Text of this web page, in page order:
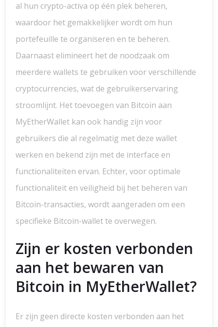
al hun crypto-activa op één plek beheren,
waardoor het gemakkelijker wordt om hun
portefeuille te organiseren en te beheren.
Daarnaast elimineert het de noodzaak om
meerdere wallets te gebruiken voor verschillende
cryptocurrencies, wat de gebruikerservaring
stroomlijnt. Het toevoegen van Bitcoin aan
MyEtherWallet kan ook handig zijn voor
gebruikers die al regelmatig met deze wallet
werken en bekend zijn met de interface en
functionaliteiten ervan. Echter, voor optimale
functionaliteit en veiligheid bij het beheren van
Bitcoin-transacties, wordt aangeraden om een
specifieke Bitcoin-wallet te overwegen.
Zijn er kosten verbonden
aan het bewaren van
Bitcoin in MyEtherWallet?
Er zijn geen directe kosten verbonden aan het